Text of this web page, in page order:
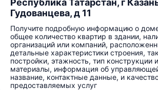
Республика Татарстан, г
Гудованцева, д 11
Получите подробную информацию о
общее количество квартир в здании,
организаций или компаний,
детальные характеристики строения,
постройки, этажность, тип конструкции
материалы, информация об
название, контактные данные, и
предоставляемых услуг